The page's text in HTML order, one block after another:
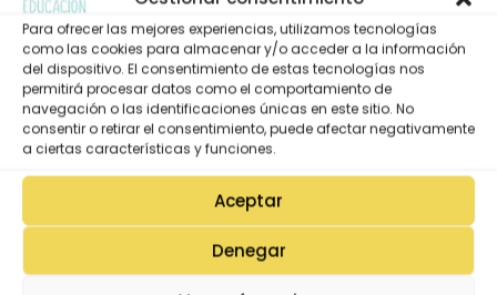
Para ofrecer las mejores experiencias, utilizamos tecnologías
como las cookies para almacenar y/o acceder a la información
del dispositivo. El consentimiento de estas tecnologías nos
permitirá procesar datos como el comportamiento de
navegación o las identificaciones únicas en este sitio. No
consentir o retirar el consentimiento, puede afectar negativamente
a ciertas características y funciones.
Aceptar
Denegar
Lápiz MAESTRA sin borra
1,60€
LÁPIZ- CORAZÓN DE
MAESTR@ CON BORRA
(negro)
1,60€